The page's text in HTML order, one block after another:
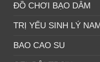
ĐỒ CHƠI BẠO DÂM
TRỊ YẾU SINH LÝ NAM
BAO CAO SU